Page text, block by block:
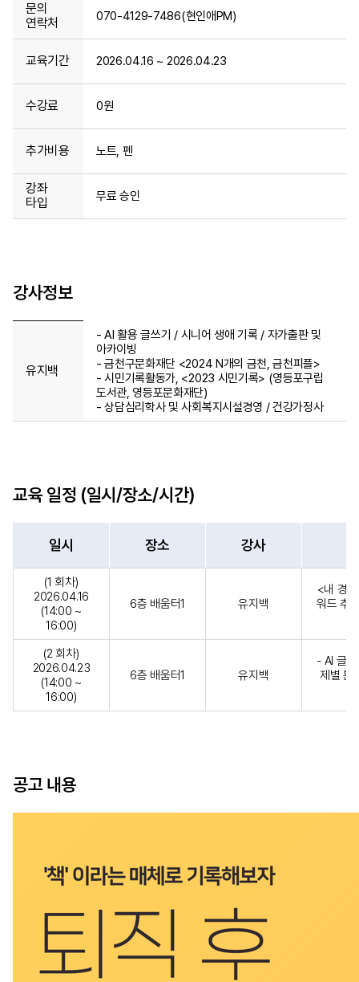
문의
연락처
070-4129-7486(현인애PM)
교육기간 2026.04.16 ~ 2026.04.23
수강료 0원
추가비용 노트, 펜
강좌
타입
무료 승인
강사정보
유지백
- AI 활용 글쓰기 / 시니어 생애 기록 / 자가출판 및
아카이빙
- 금천구문화재단 <2024 N개의 금천, 금천피플>
- 시민기록활동가, <2023 시민기록> (영등포구립
도서관, 영등포문화재단)
- 상담심리학사 및 사회복지시설경영 / 건강가정사
교육 일정 (일시/장소/시간)
일시 장소 강사
(1 회차)
2026.04.16
(14:00 ~
16:00)
6층 배움터1 유지백
<내 경
워드 추
(2 회차)
2026.04.23
(14:00 ~
16:00)
6층 배움터1 유지백
- AI 글
제별 본
공고 내용